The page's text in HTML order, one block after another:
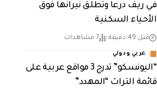
في ريف درعا وتطلق نيرانها فوق
الأحياء السكنية
قبل 49 دقيقة 7 مشاهدات
عربي ودولي
“اليونسكو” تدرج 3 مواقع عربية على
قائمة التراث “المهدد”